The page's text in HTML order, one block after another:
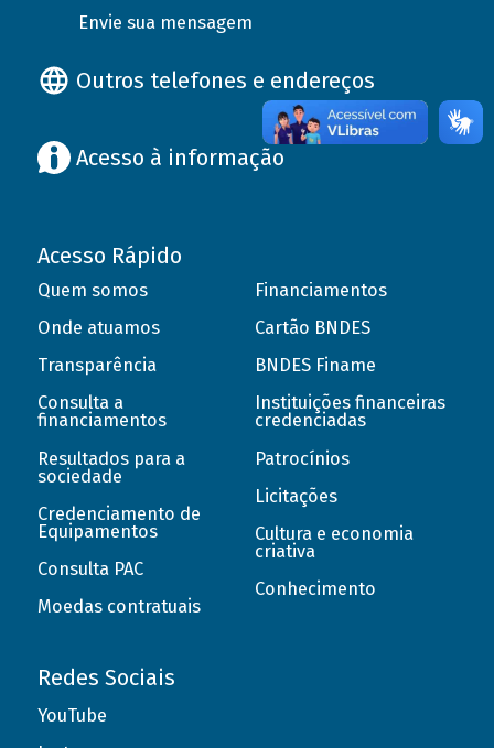
Envie sua mensagem
Outros telefones e endereços
Acesso à informação
Acesso Rápido
Quem somos
Onde atuamos
Transparência
Consulta a
financiamentos
Resultados para a
sociedade
Credenciamento de
Equipamentos
Consulta PAC
Moedas contratuais
Financiamentos
Cartão BNDES
BNDES Finame
Instituições financeiras
credenciadas
Patrocínios
Licitações
Cultura e economia
criativa
Conhecimento
Redes Sociais
YouTube